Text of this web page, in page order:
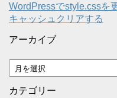
WordPressでstyle.cssを
キャッシュクリアする
アーカイブ
ア
ー
カ
カテゴリー